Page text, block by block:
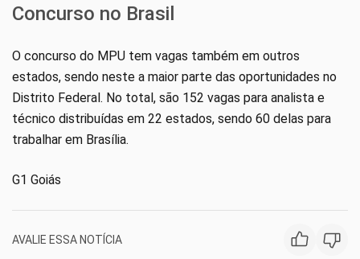
Concurso no Brasil
O concurso do MPU tem vagas também em outros
estados, sendo neste a maior parte das oportunidades no
Distrito Federal. No total, são 152 vagas para analista e
técnico distribuídas em 22 estados, sendo 60 delas para
trabalhar em Brasília.
G1 Goiás
AVALIE ESSA NOTÍCIA